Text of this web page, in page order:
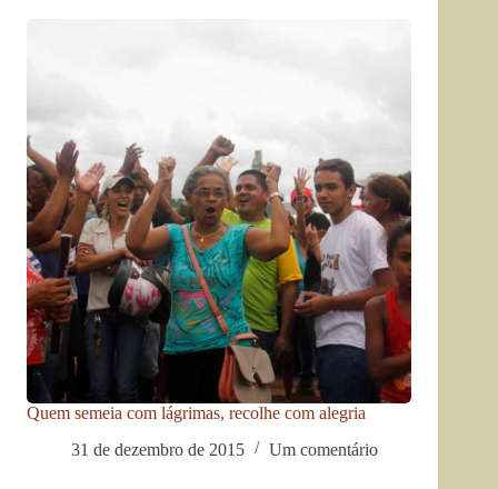
Quem semeia com lágrimas, recolhe com alegria
31 de dezembro de 2015
Um comentário